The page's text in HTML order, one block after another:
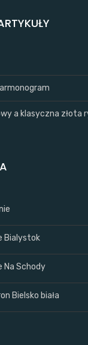
a klasyczna złota
Bialystok
Na Schody
Bielsko biała